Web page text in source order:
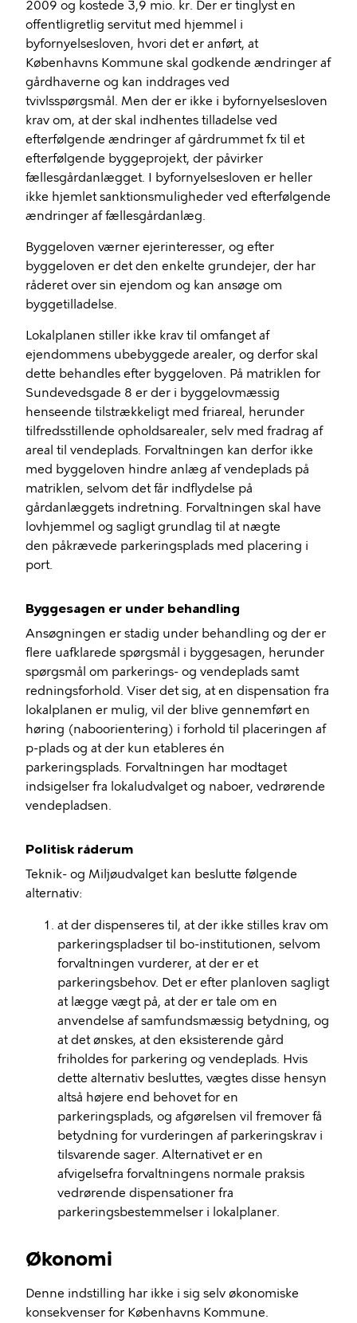
2009 og kostede 3,9 mio. kr. Der er tinglyst en
offentligretlig servitut med hjemmel i
byfornyelsesloven, hvori det er anført, at
Københavns Kommune skal godkende ændringer af
gårdhaverne og kan inddrages ved
tvivlsspørgsmål . Men der er ikke i byfornyelsesloven
krav om, at der skal indhentes tilladelse ved
efterfølgende ændringer af gårdrummet fx til et
efterfølgende byggeprojekt, der påvirker
fællesgårdanlægget. I byfornyelsesloven er heller
ikke hjemlet sanktionsmuligheder ved efterfølgende
ændringer af fællesgårdanlæg.
Byggeloven værner ejerinteresser, og efter
byggeloven er detden enkelte grundejer, der har
råderet over sin ejendom og kan ansøge om
byggetilladelse.
Lokalplanen stiller ikke krav til omfanget af
ejendommens ubebyggede arealer, og derfor skal
dette behandles efter byggeloven. På matriklen for
Sundevedsgade 8 er der i byggelovmæssig
henseende tilstrækkeligt med friareal, herunder
tilfredsstillende opholdsarealer, selv med fradrag af
areal til vendeplads. Forvaltningen kan derfor ikke
med byggeloven hindre anlæg afvendeplads på
matrikl en, selvom det får indflydelse på
gårdanlæggets indretning. Forvaltningen skal have
lovhjemmel og sagligt grundlag til at nægte
den påkrævede parkeringsplads med placering i
port.
Byggesagen er under behandling
Ansøgningen er stadig under behandling og der er
flere uafklarede spørgsmål i byggesagen, herunder
spørgsmål om parkerings- og vendeplads samt
redningsforhold. Viser detsig, at en dispensation fra
lokalplanen er mulig, vil der blive gennemført en
høring (naboorientering) i forhold til placeringen af
p-plads og at der kun etableres én
parkeringsplads. Forvaltningen har modtaget
indsigelser fra lokaludvalget og naboer, vedrørende
vendepladsen.
Politisk råderum
Teknik- og Miljøudvalgetkan beslutte følgende
alternativ:
at der dispenseres til, at der ikke stilles krav om
parkeringspladser til bo-institutionen, selvom
forvaltningen vurderer, at der er et
parkeringsbehov. Det er efter planloven sagligt
at lægge vægt på, at der er tale om en
anvendelse af samfundsmæssig betydning, og
at det ønskes, at den eksisterende gård
friholdes for parkering og vendeplads. Hvis
dette alternativ besluttes, vægtes disse hensyn
altså højere end behovet for en
parkeringsplads, og afgørelsen vil fremover få
betydning for vurderingen af parkeringskrav i
tilsvarende sager. Alternativet er en
afvigelsefra forvaltningens normale praksis
vedrørende dispensationer fra
parkeringsbestemmelser i lokalplaner.
Økonomi
Denne indstilling har ikke i sig selv økonomiske
konsekvenser for Københavns Kommune.